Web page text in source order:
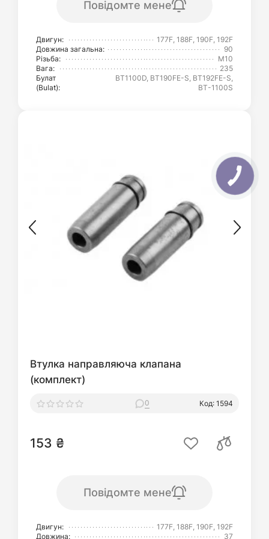
Повідомте мене
Двигун:
177F, 188F, 190F, 192F
Довжина загальна:
90
Різьба:
М10
Вага:
235
Булат
(Bulat):
BT1100D, BT190FE-S, BT192FE-S,
ВТ-1100S
Втулка направляюча клапана
(комплект)
0 Код: 1594
153 ₴
Повідомте мене
Двигун:
177F, 188F, 190F, 192F
Довжина:
37